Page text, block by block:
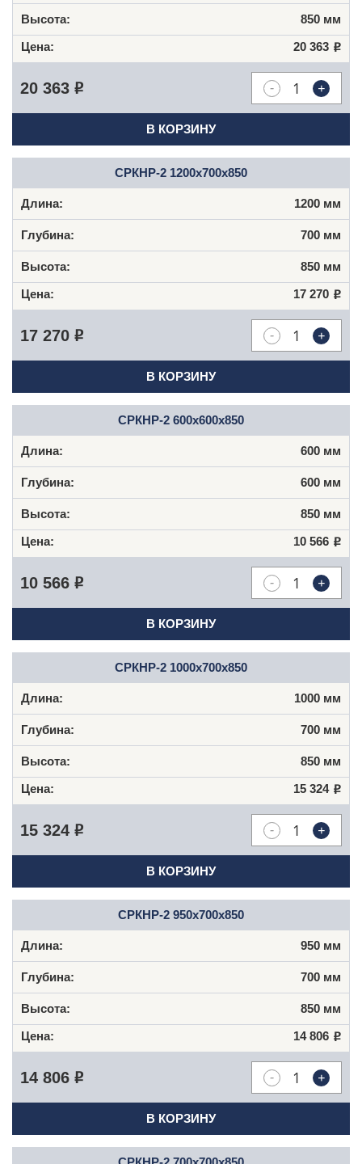
850 мм
20 363 Р
- +
20 363 Р
В КОРЗИНУ
СРКНР-2 1200х700х850
1200 мм
700 мм
850 мм
17 270 Р
- +
17 270 Р
В КОРЗИНУ
СРКНР-2 600х600х850
600 мм
600 мм
850 мм
10 566 Р
- +
10 566 Р
В КОРЗИНУ
СРКНР-2 1000х700х850
1000 мм
700 мм
850 мм
15 324 Р
- +
15 324 Р
В КОРЗИНУ
СРКНР-2 950х700х850
950 мм
700 мм
850 мм
14 806 Р
- +
14 806 Р
В КОРЗИНУ